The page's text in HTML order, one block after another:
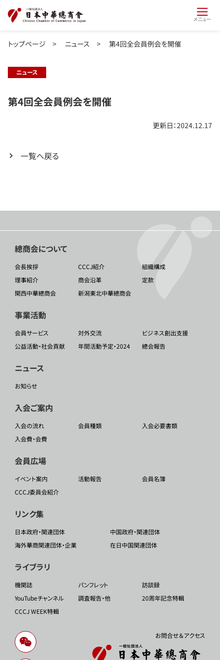
メニュー
トップページ > ニュース > 第4回全会員例会を開催
ニュース
第4回全会員例会を開催
更新日：2024.12.17
一覧へ戻る
總商会について
会長挨拶 CCCJ紹介
組織構成
理事紹介
商会沿革
定款
関西中華總商会
新潟東北中華總商会
事業活動
会員サービス 対外交流
ビジネス創出支援
公益活動・社会貢献
年間活動予定・2024 總会報告
ニュース
お知らせ
入会ご案内
入会の流れ 会員種類
入会必要書類
入会費・会費
会員広場
イベント案内 活動報告
会員名簿
CCCJ委員会紹介
リンク集
日本政府・関連団体
中国政府・関連団体
海外華商関連団体・企業
在日中国関連団体
ライブラリ
機関誌 パンフレット
訪談録
YouTubeチャンネル
調査報告・他
20周年記念特輯
CCCJ WEEK特輯
お問合せ＆アクセス